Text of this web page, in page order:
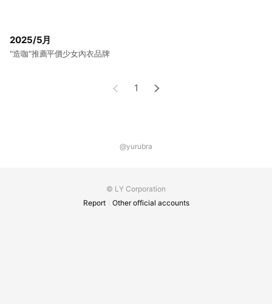
2025/5月
"造咖"推薦平價少女內衣品牌
1
@yurubra
© LY Corporation
Report
Other official accounts